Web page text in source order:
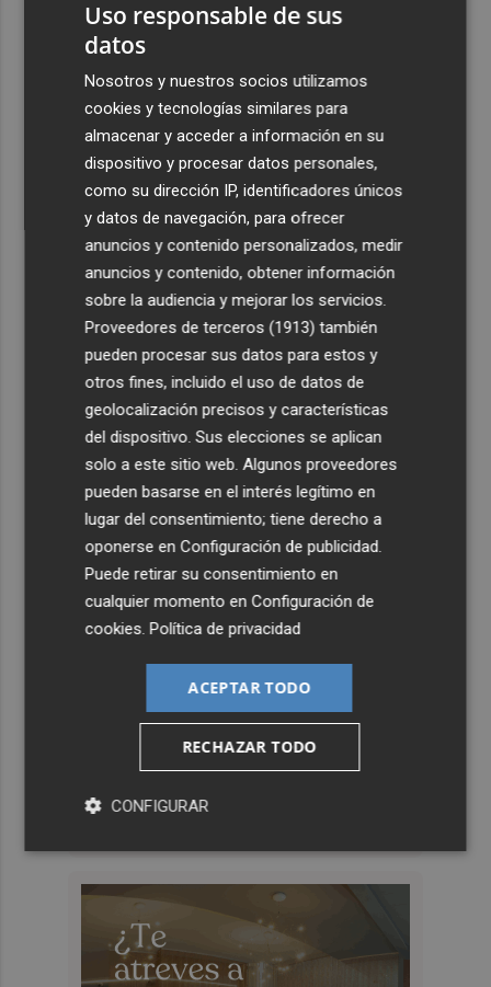
Uso responsable de sus
datos
Nosotros y nuestros socios utilizamos
cookies y tecnologías similares para
almacenar y acceder a información en su
dispositivo y procesar datos personales,
como su dirección IP, identificadores únicos
y datos de navegación, para ofrecer
anuncios y contenido personalizados, medir
anuncios y contenido, obtener información
sobre la audiencia y mejorar los servicios.
Proveedores de terceros (1913) también
pueden procesar sus datos para estos y
otros fines, incluido el uso de datos de
geolocalización precisos y características
del dispositivo. Sus elecciones se aplican
solo a este sitio web. Algunos proveedores
pueden basarse en el interés legítimo en
lugar del consentimiento; tiene derecho a
oponerse enConfiguración de publicidad.
Puede retirar su consentimiento en
cualquier momento enConfiguración de
cookies.Política de privacidad
ACEPTAR TODO
RECHAZAR TODO
CONFIGURAR